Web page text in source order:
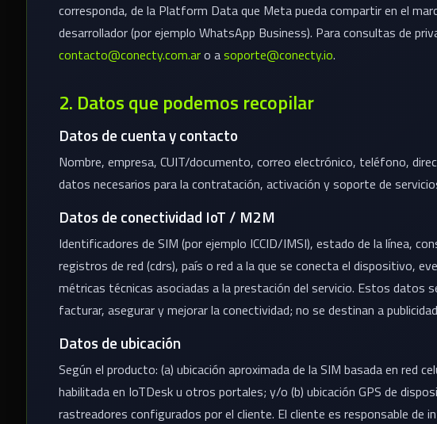
corresponda, de la Platform Data que Meta pueda compartir en el
desarrollador (por ejemplo WhatsApp Business). Para consultas de
contacto@conecty.com.aro asoporte@conecty.io.
2. Datos que podemos recopilar
Datos de cuenta y contacto
Nombre, empresa, CUIT/documento, correo electrónico, teléfono,
datos necesarios para la contratación, activación y soporte de
Datos de conectividad IoT / M2M
Identificadores de SIM (por ejemplo ICCID/IMSI), estado de la línea,
registros de red (cdrs), país o red a la que se conecta el dispositivo,
métricas técnicas asociadas a la prestación del servicio. Estos datos
facturar, asegurar y mejorar la conectividad; no se destinan a
Datos de ubicación
Según el producto: (a) ubicación aproximada de la SIM basada en red
habilitada en IoTDesk u otros portales; y/o (b) ubicación GPS de
rastreadores configurados por el cliente. El cliente es responsable de